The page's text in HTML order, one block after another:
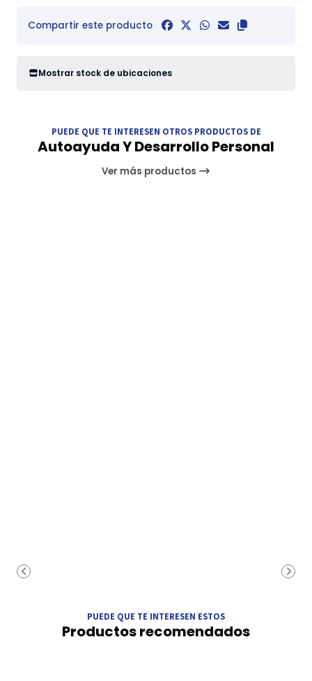
Compartir este producto
Mostrar stock de ubicaciones
PUEDE QUE TE INTERESEN OTROS PRODUCTOS DE
Autoayuda Y Desarrollo Personal
Ver más productos
PUEDE QUE TE INTERESEN ESTOS
Productos recomendados